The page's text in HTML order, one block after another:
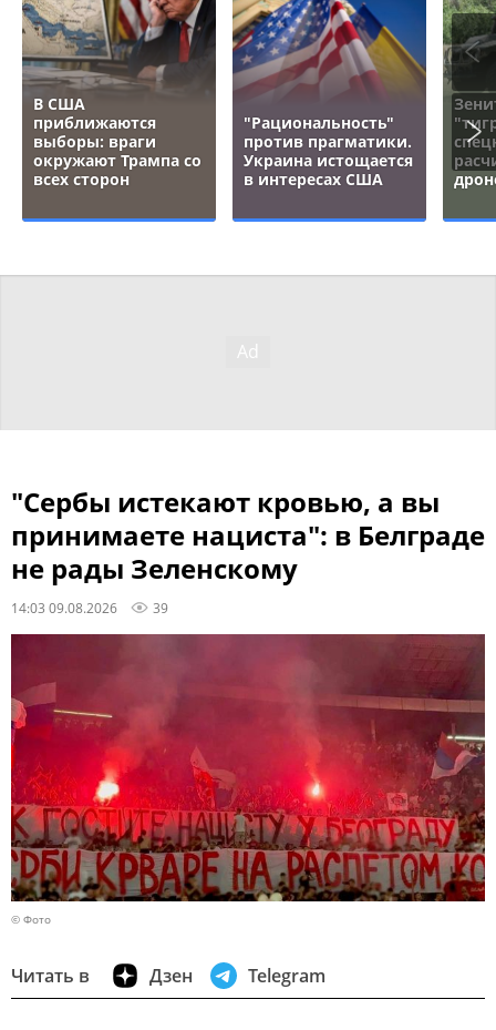
В США
приближаются
выборы: враги
окружают Трампа со
всех сторон
"Рациональность"
против прагматики.
Украина истощается
в интересах США
"Сербы истекают кровью, а вы
принимаете нациста": в Белграде
не рады Зеленскому
14:03 09.08.2026 39
© Фото
Читать в Дзен Telegram